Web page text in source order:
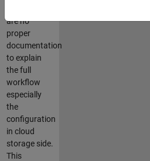
are no
proper
documentation
to explain
the full
workflow
especially
the
configuration
in cloud
storage side.
This